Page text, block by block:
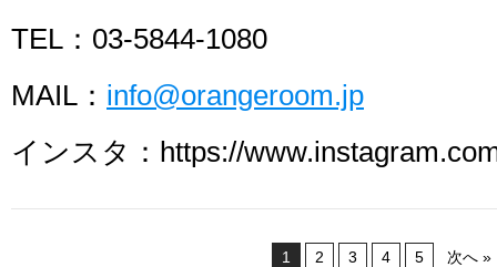
TEL：03-5844-1080
MAIL： info@orangeroom.jp
インスタ：https://
1 2 3 4 5 次へ »